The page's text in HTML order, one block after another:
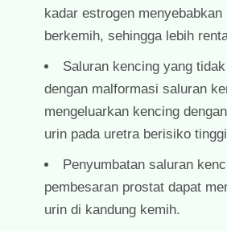
kadar estrogen menyebabkan
berkemih, sehingga lebih
Saluran kencing yang
dengan malformasi saluran
mengeluarkan kencing
urin pada uretra berisiko
Penyumbatan saluran
pembesaran prostat dapat
urin di kandung kemih.